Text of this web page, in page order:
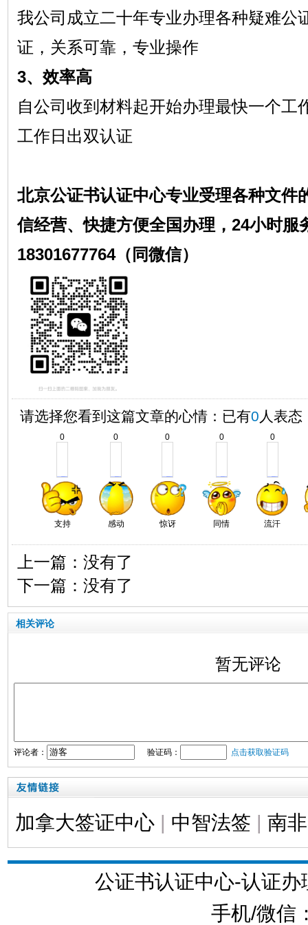
我公司成立二十年专业办理各种疑难公
证，关系可靠，专业操作
3、效率高
自公司收到材料起开始办理最快一个工
工作日出双认证
北京公证书认证中心专业受理各种文件
信经营、快捷方便全国办理，24小时服
18301677764（同微信）
请选择您看到这篇文章的心情：已有0 人表态
0
支持
0
感动
0
惊讶
0
同情
0
流汗
上一篇：没有了
下一篇：没有了
相关评论
暂无评论
评论者： 验证码： 点击获取验证码
加拿大签证中心 | 中智法签 | 南
公证书认证中心-认证
手机/微信